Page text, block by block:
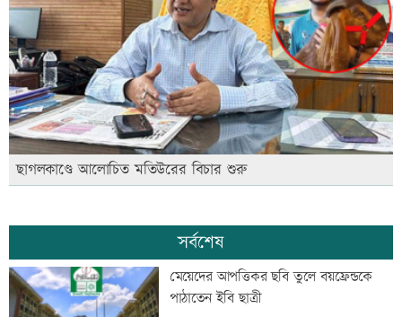
ছাগলকাণ্ডে আলোচিত মতিউরের বিচার শুরু
সর্বশেষ
মেয়েদের আপত্তিকর ছবি তুলে বয়ফ্রেন্ডকে
পাঠাতেন ইবি ছাত্রী